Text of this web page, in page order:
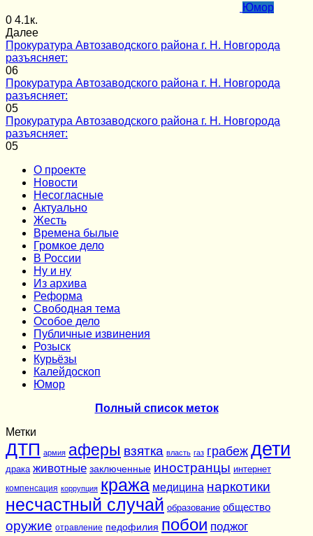
Юмор
0 4.1к.
Далее
Прокуратура Автозаводского района г. Н. Новгорода
разъясняет:
06
Прокуратура Автозаводского района г. Н. Новгорода
разъясняет:
05
Прокуратура Автозаводского района г. Н. Новгорода
разъясняет:
05
О проекте
Новости
Несогласные
Актуально
Жесть
Времена былые
Громкое дело
В России
Ну и ну
Из архива
Реформа
Cвободная тема
Особое дело
Публичные извинения
Розыск
Курьёзы
Калейдоскоп
Юмор
Полный список меток
Метки
ДТП армия аферы взятка власть газ грабеж дети
драка животные заключенные иностранцы интернет
компенсация коррупция кража медицина наркотики
несчастный случай образование общество
оружие отравление педофилия побои поджог